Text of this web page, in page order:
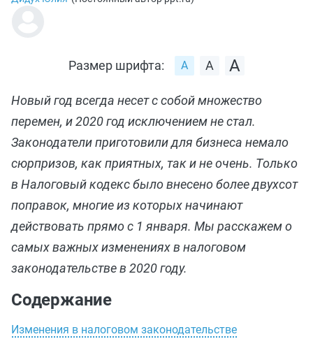
Размер шрифта:
Новый год всегда несет с собой множество
перемен, и 2020 год исключением не стал.
Законодатели приготовили для бизнеса немало
сюрпризов, как приятных, так и не очень. Только
в Налоговый кодекс было внесено более двухсот
поправок, многие из которых начинают
действовать прямо с 1 января. Мы расскажем о
самых важных изменениях в налоговом
законодательстве в 2020 году.
Содержание
Изменения в налоговом законодательстве